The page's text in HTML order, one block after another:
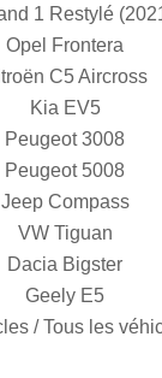
1 Restylé
Opel Frontera
C5 Aircross
Kia EV5
Peugeot 3008
Peugeot 5008
Jeep Compass
VW Tiguan
Dacia Bigster
Geely E5
/ Tous les